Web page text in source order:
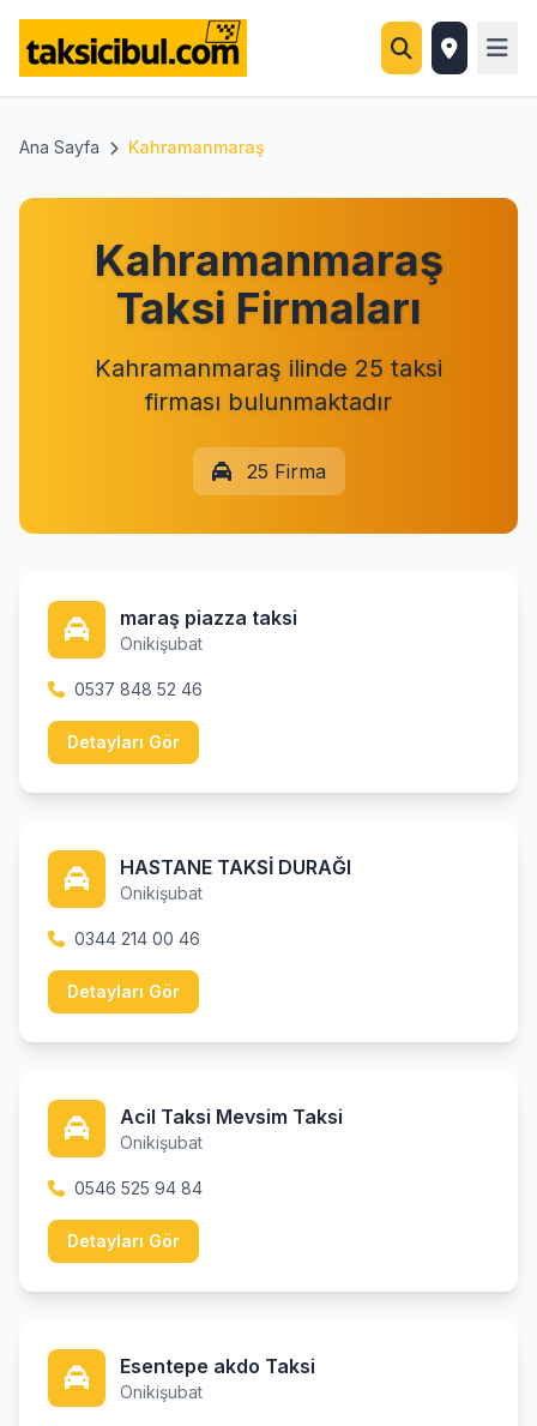
Ana Sayfa Kahramanmaraş
Kahramanmaraş
Taksi Firmaları
Kahramanmaraş ilinde 25 taksi
firması bulunmaktadır
25 Firma
maraş piazza taksi
Onikişubat
0537 848 52 46
Detayları Gör
HASTANE TAKSİ DURAĞI
Onikişubat
0344 214 00 46
Detayları Gör
Acil Taksi Mevsim Taksi
Onikişubat
0546 525 94 84
Detayları Gör
Esentepe akdo Taksi
Onikişubat